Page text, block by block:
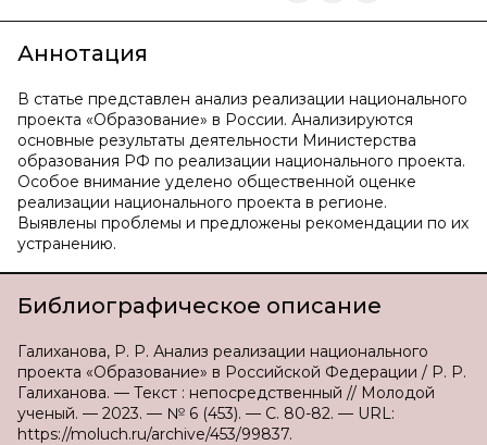
Аннотация
В статье представлен анализ реализации национального
проекта «Образование» в России. Анализируются
основные результаты деятельности Министерства
образования РФ по реализации национального проекта.
Особое внимание уделено общественной оценке
реализации национального проекта в регионе.
Выявлены проблемы и предложены рекомендации по их
устранению.
Библиографическое описание
Галиханова, Р. Р. Анализ реализации национального
проекта «Образование» в Российской Федерации / Р. Р.
Галиханова. — Текст : непосредственный // Молодой
ученый. — 2023. — № 6 (453). — С. 80-82. — URL:
https://moluch.ru/archive/453/99837.